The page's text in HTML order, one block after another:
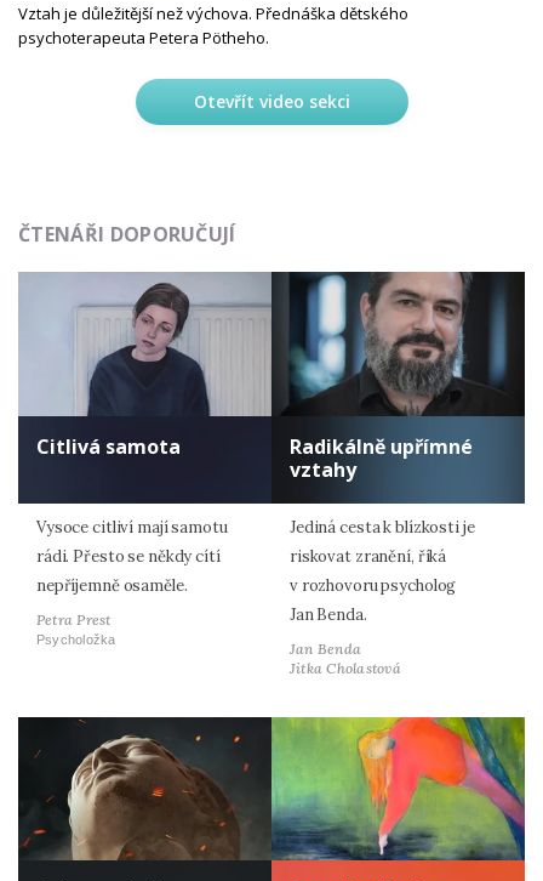
Vztah je důležitější než výchova. Přednáška dětského
psychoterapeuta Petera Pötheho.
Otevřít video sekci
ČTENÁŘI DOPORUČUJÍ
Citlivá samota
Vysoce citliví mají samotu
rádi. Přesto se někdy cítí
nepříjemně osaměle.
Petra Prest
Psycholožka
Radikálně upřímné
vztahy
Jediná cesta k blízkosti je
riskovat zranění, říká
v rozhovoru psycholog
Jan Benda.
Jan Benda
Jitka Cholastová